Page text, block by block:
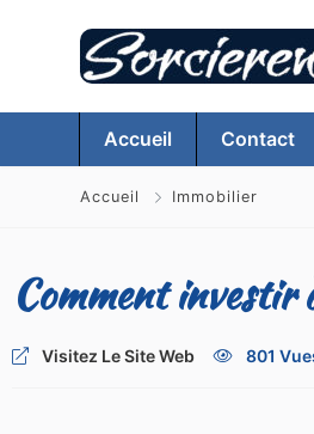
Accueil Contact
Accueil Immobilier
Comment investir
Visitez Le Site Web 801